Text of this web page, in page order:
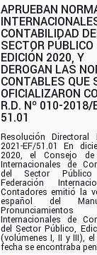
APRUEBAN
CONTABILIDAD
SECTOR PÚBLICO
EDICIÓN 2020, Y
DEROGAN LAS
CONTABLES QUE
OFICIALIZARON
R.D. Nº 010-2018/
51.01
Resolución Directoral
2021-EF/51.01 En
2020, el Consejo de
Internacionales de
del Sector
Federación
Contadores emitió la
español del
Pronunciamientos
Internacionales de
del Sector Público,
(volúmenes I, II y III),
fecha se encontraba